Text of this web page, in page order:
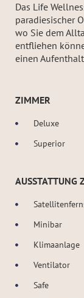
Das Life
paradiesischer
wo Sie dem
entfliehen
einen
ZIMMER
Deluxe
Superior
AUSSTATTUNG
Minibar
Klimaanlage
Ventilator
Safe